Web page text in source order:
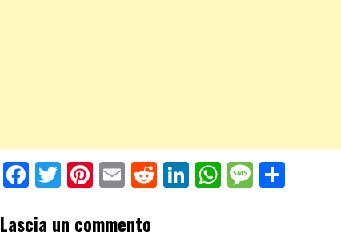
Facebook
TwitterPinterest
EmailRedditLinkedIn
WhatsApp
Message
Lascia un commento